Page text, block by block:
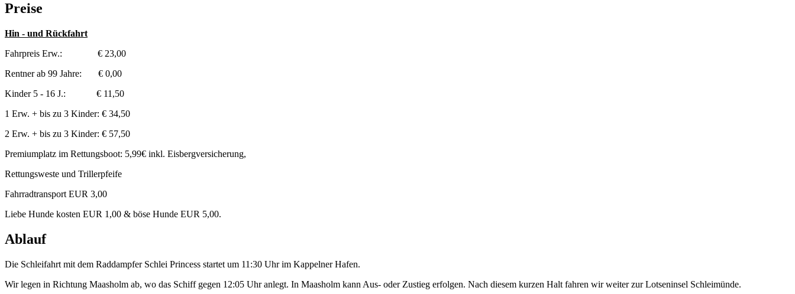
Preise
Hin - und Rückfahrt
Fahrpreis Erw.: € 23,00
Rentner ab 99 Jahre: € 0,00
Kinder 5 - 16 J.: € 11,50
1 Erw. + bis zu 3 Kinder: € 34,50
2 Erw. + bis zu 3 Kinder: € 57,50
Premiumplatz im Rettungsboot: 5,99€ inkl. Eisbergversicherung,
Rettungsweste und Trillerpfeife
Fahrradtransport EUR 3,00
Liebe Hunde kosten EUR 1,00 & böse Hunde EUR 5,00.
Ablauf
Die Schleifahrt mit dem Raddampfer Schlei Princess startet um 11:30 Uhr im Kappelner Hafen.
Wir legen in Richtung Maasholm ab, wo das Schiff gegen 12:05 Uhr anlegt. In Maasholm kann Aus- oder Zustieg erfolgen. Nach diesem kurzen Halt fahren wir weiter zur Lotseninsel Schleimünde.